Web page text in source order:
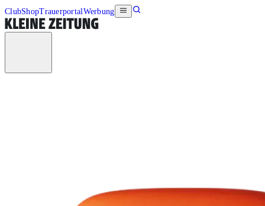
ClubShopTrauerportalWerbung